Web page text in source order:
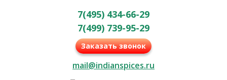
7(495) 434-66-29
7(499) 739-95-29
Заказать звонок
mail@indianspices.ru